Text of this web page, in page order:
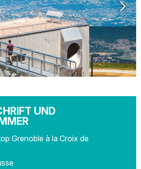
UND
Grenoble à la Croix de